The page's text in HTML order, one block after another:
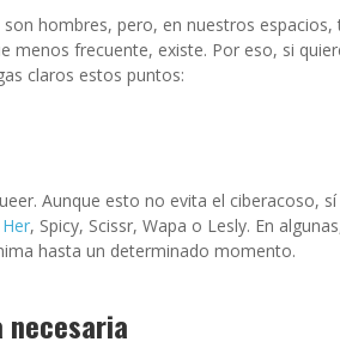
hombres, pero, en nuestros espacios,
menos frecuente, existe. Por eso, si
claros estos puntos:
Aunque esto no evita el ciberacoso,
Her, Spicy, Scissr, Wapa o Lesly. En
hasta un determinado momento.
necesaria